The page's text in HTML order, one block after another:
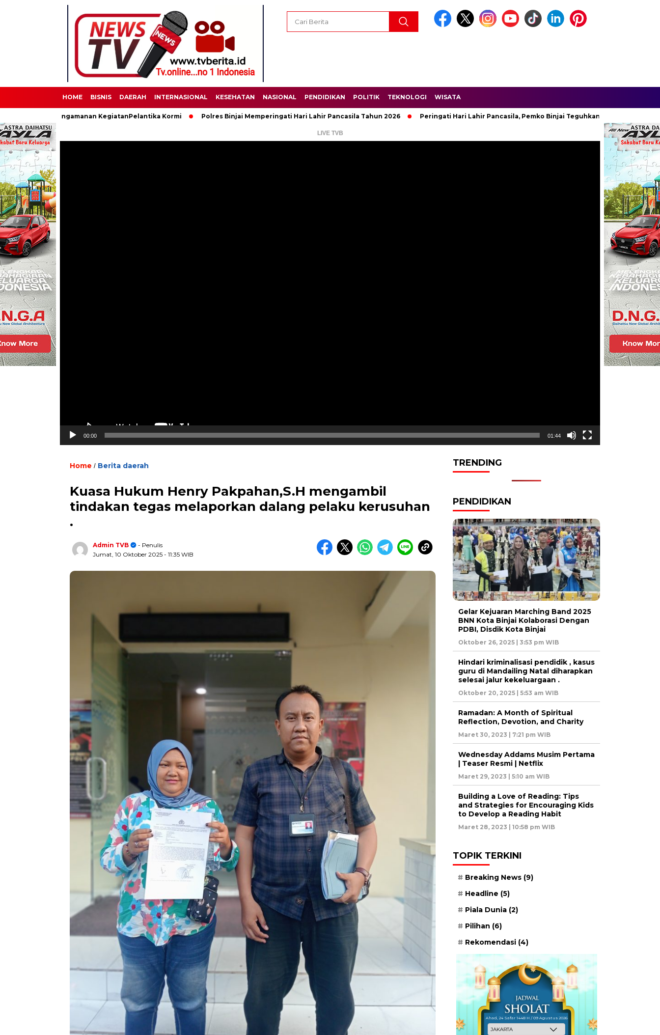
HOME BISNIS DAERAH INTERNASIONAL KESEHATAN NASIONAL PENDIDIKAN POLITIK TEKNOLOGI WISATA
Pengamanan KegiatanPelantika Kormi Polres Binjai Memperingati Hari Lahir Pancasila Tahun 2026 Peringati Hari Lahir Pancasila, Pemko Binjai Teguhkan Komitmen Kebangsaan.
LIVE TVB
00:00 01:44
Home / Berita daerah
Kuasa Hukum Henry Pakpahan,S.H mengambil
tindakan tegas melaporkan dalang pelaku kerusuhan
.
Admin TVB
- Penulis
Jumat, 10 Oktober 2025 - 11:35 WIB
TRENDING
PENDIDIKAN
Gelar Kejuaran Marching Band 2025
BNN Kota Binjai Kolaborasi Dengan
PDBI, Disdik Kota Binjai
Oktober 26, 2025 | 3:53 pm WIB
Hindari kriminalisasi pendidik , kasus
guru di Mandailing Natal diharapkan
selesai jalur kekeluargaan .
Oktober 20, 2025 | 5:53 am WIB
Ramadan: A Month of Spiritual
Reflection, Devotion, and Charity
Maret 30, 2023 | 7:21 pm WIB
Wednesday Addams Musim Pertama
| Teaser Resmi | Netflix
Maret 29, 2023 | 5:10 am WIB
Building a Love of Reading: Tips
and Strategies for Encouraging Kids
to Develop a Reading Habit
Maret 28, 2023 | 10:58 pm WIB
TOPIK TERKINI
Breaking News (9)
Headline (5)
Piala Dunia (2)
Pilihan (6)
Rekomendasi (4)
Ahad, 24 Safar 1448 H / 09 Agustus 2026